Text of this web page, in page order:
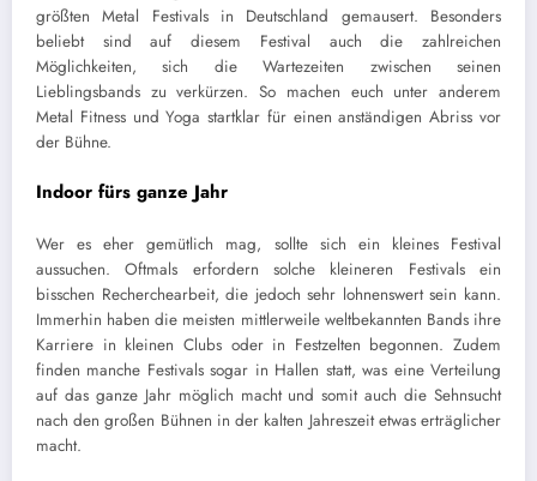
größten Metal Festivals in Deutschland gemausert. Besonders
beliebt sind auf diesem Festival auch die zahlreichen
Möglichkeiten, sich die Wartezeiten zwischen seinen
Lieblingsbands zu verkürzen. So machen euch unter anderem
Metal Fitness und Yoga startklar für einen anständigen Abriss vor
der Bühne.
Indoor fürs ganze Jahr
Wer es eher gemütlich mag, sollte sich ein kleines Festival
aussuchen. Oftmals erfordern solche kleineren Festivals ein
bisschen Recherchearbeit, die jedoch sehr lohnenswert sein kann.
Immerhin haben die meisten mittlerweile weltbekannten Bands ihre
Karriere in kleinen Clubs oder in Festzelten begonnen. Zudem
finden manche Festivals sogar in Hallen statt, was eine Verteilung
auf das ganze Jahr möglich macht und somit auch die Sehnsucht
nach den großen Bühnen in der kalten Jahreszeit etwas erträglicher
macht.